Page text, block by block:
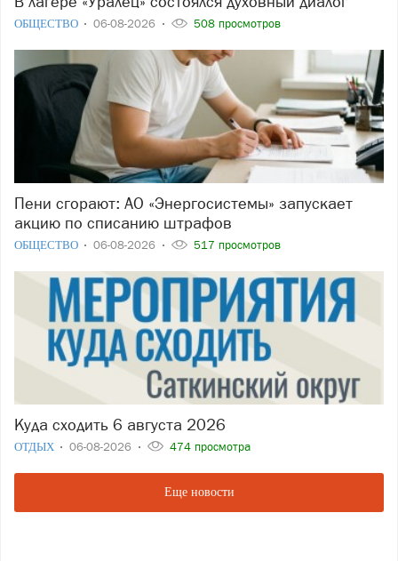
ОБЩЕСТВО 06-08-2026 508 просмотров
Пени сгорают: АО «Энергосистемы» запускает
акцию по списанию штрафов
ОБЩЕСТВО 06-08-2026 517 просмотров
Куда сходить 6 августа 2026
ОТДЫХ 06-08-2026 474 просмотра
Еще новости